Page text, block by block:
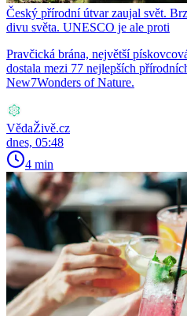
Český přírodní útvar zaujal svět.
divu světa. UNESCO je ale proti
Pravčická brána, největší
dostala mezi 77 nejlepších
New7Wonders of Nature.
VědaŽivě.cz
dnes, 05:48
4 min